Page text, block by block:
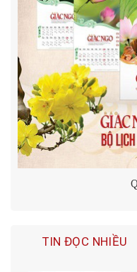
TIN ĐỌC NHIỀU